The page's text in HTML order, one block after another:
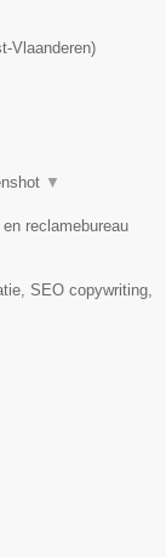
Vlaanderen)
▼
reclamebureau
SEO copywriting,